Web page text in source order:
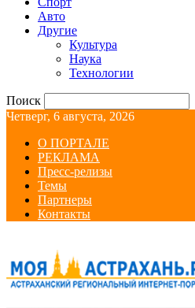
Авто
Другие
Культура
Наука
Технологии
Поиск
Четверг, 6 августа, 2026
О ПОРТАЛЕ
РЕКЛАМА
Пресс-релизы
Темы
Партнеры
Контакты